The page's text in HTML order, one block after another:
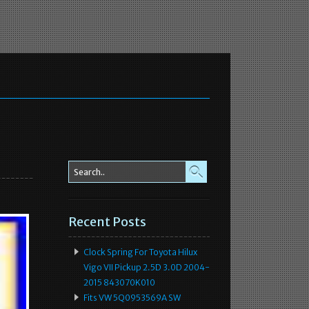
Recent Posts
Clock Spring For Toyota Hilux
Vigo VII Pickup 2.5D 3.0D 2004-
2015 843070K010
Fits VW 5Q0953569A SW